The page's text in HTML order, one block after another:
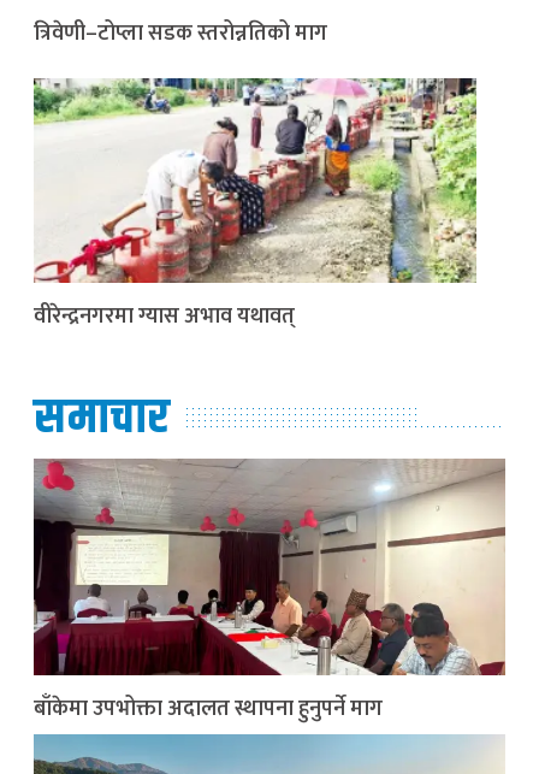
त्रिवेणी–टोप्ला सडक स्तरोन्नतिको माग
वीरेन्द्रनगरमा ग्यास अभाव यथावत्
समाचार
बाँकेमा उपभोक्ता अदालत स्थापना हुनुपर्ने माग